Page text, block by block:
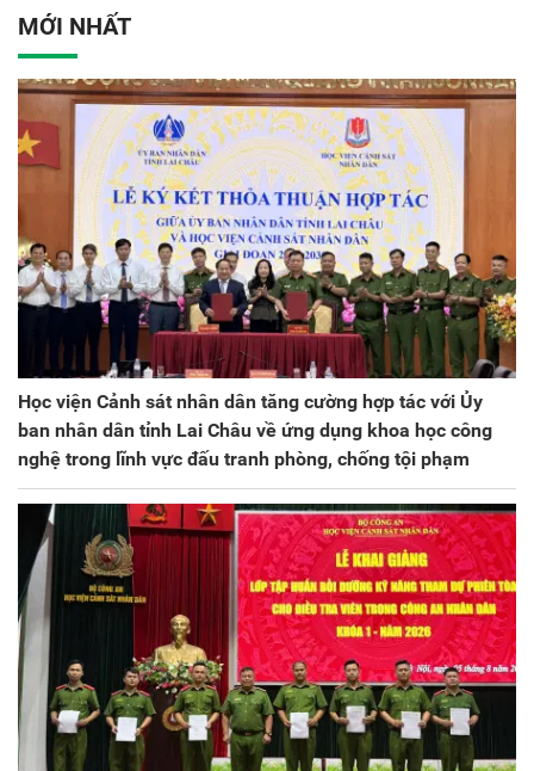
MỚI NHẤT
Học viện Cảnh sát nhân dân tăng cường hợp tác với Ủy
ban nhân dân tỉnh Lai Châu về ứng dụng khoa học công
nghệ trong lĩnh vực đấu tranh phòng, chống tội phạm